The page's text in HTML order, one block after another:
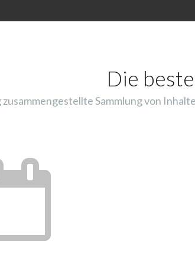
Die
Sammlung von